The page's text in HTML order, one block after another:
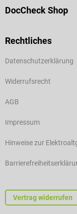
DocCheck Shop
Rechtliches
Datenschutzerklärung
Widerrufsrecht
AGB
Impressum
Hinweise zur
Vertrag widerrufen